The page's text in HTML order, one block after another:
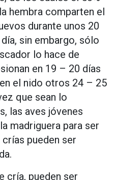
hembra comparten el
durante unos 20
sin embargo, sólo
lo hace de
en 19 – 20 días
el nido otros 24 – 25
que sean lo
las aves jóvenes
madriguera para ser
pueden ser
cría, pueden ser